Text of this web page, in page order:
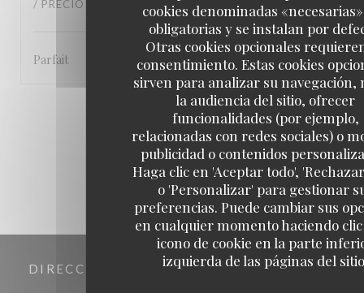
cookies denominadas
obligatorias y se instalan por
Otras cookies opcionales
consentimiento. Estas cookies
sirven para analizar su navegación,
la audiencia del sitio, ofrecer
funcionalidades (por ejemplo,
relacionadas con redes sociales) o
publicidad o contenidos
Haga clic en 'Aceptar todo',
o 'Personalizar' para gestionar
preferencias. Puede cambiar sus
en cualquier momento haciendo
icono de cookie en la parte
izquierda de las páginas del
/ PRECIO
Parfait
DIRECCIÓN